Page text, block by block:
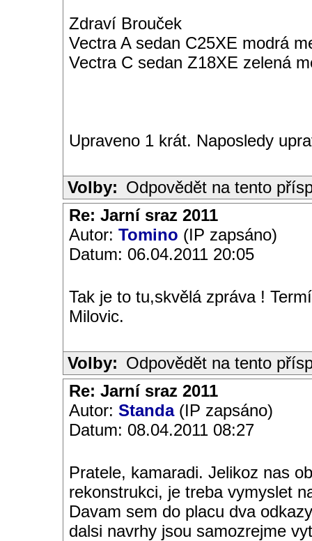
Zdraví Brouček
Vectra A sedan C25XE modrá
Vectra C sedan Z18XE zelená
Upraveno 1 krát. Naposledy
Volby: Odpovědět na tento
Re: Jarní sraz 2011
Autor: Tomino (IP zapsáno)
Datum: 06.04.2011 20:05
Tak je to tu,skvělá zpráva !
Milovic.
Volby: Odpovědět na tento
Re: Jarní sraz 2011
Autor: Standa(IP zapsáno)
Datum: 08.04.2011 08:27
Pratele, kamaradi. Jelikoz nas
rekonstrukci, je treba vymyslet
Davam sem do placu dva
dalsi navrhy jsou samozrejme